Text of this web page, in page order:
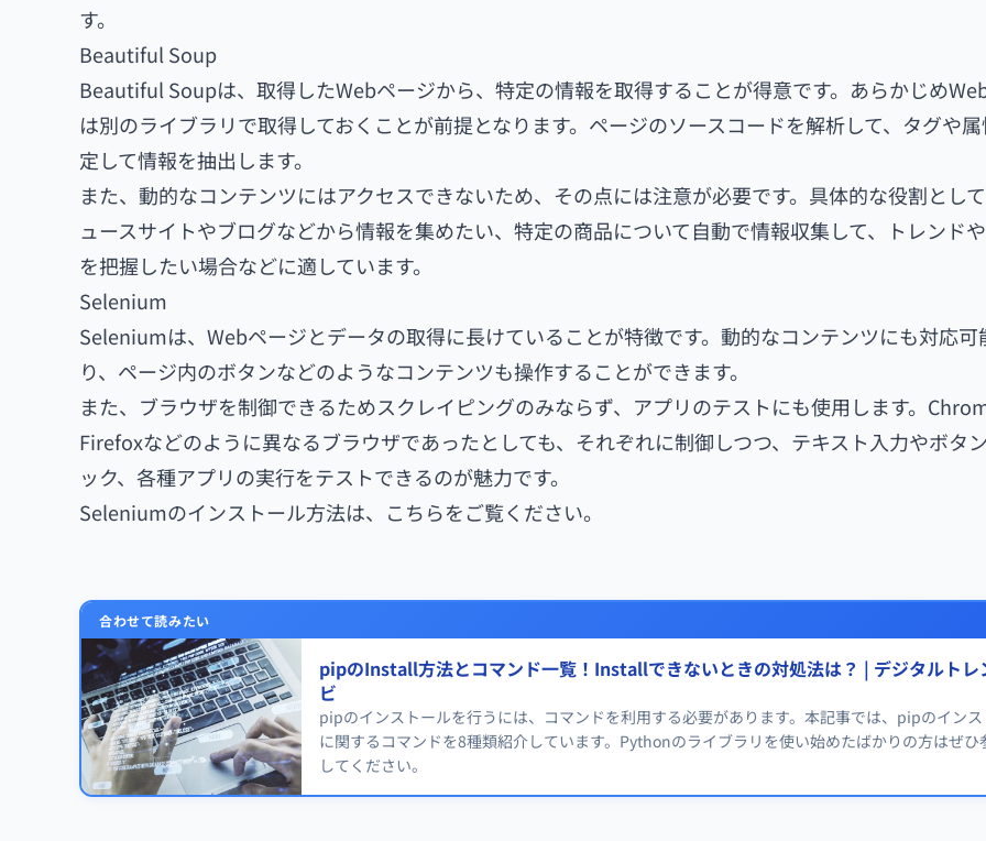
す。
Beautiful Soup
Beautiful Soupは、取得したWebページから、特定の情報を取得することが得意です。あらかじめ
は別のライブラリで取得しておくことが前提となります。ページのソースコードを解析して、タグや
定して情報を抽出します。
また、動的なコンテンツにはアクセスできないため、その点には注意が必要です。具体的な役割とし
ュースサイトやブログなどから情報を集めたい、特定の商品について自動で情報収集して、トレンド
を把握したい場合などに適しています。
Selenium
Seleniumは、Webページとデータの取得に長けていることが特徴です。動的なコンテンツにも対応可
り、ページ内のボタンなどのようなコンテンツも操作することができます。
また、ブラウザを制御できるためスクレイピングのみならず、アプリのテストにも使用します。
Firefoxなどのように異なるブラウザであったとしても、それぞれに制御しつつ、テキスト入力やボタ
ック、各種アプリの実行をテストできるのが魅力です。
Seleniumのインストール方法は、こちらをご覧ください。
合わせて読みたい
pipのInstall方法とコマンド一覧！Installできないときの対処法は？ | デジタルトレ
ビ
pipのインストールを行うには、コマンドを利用する必要があります。本記事では、pipのインス
に関するコマンドを8種類紹介しています。Pythonのライブラリを使い始めたばかりの方はぜひ
してください。